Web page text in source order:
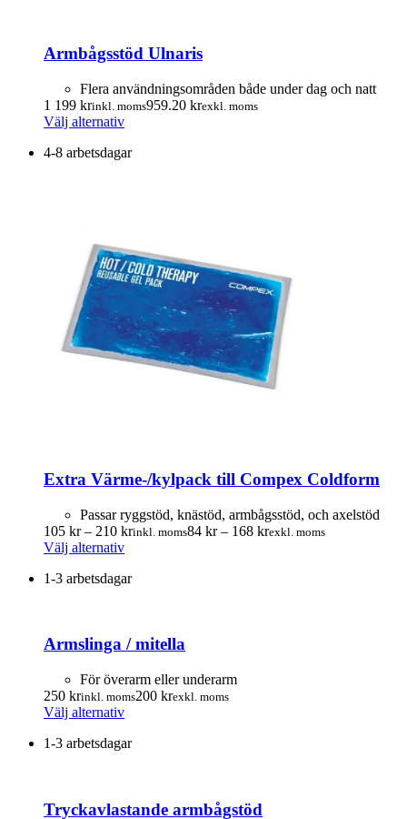
De
alternativen
kan
väljas
produktsidan
Armbågsstöd Ulnaris
Flera användningsområden både under dag och natt
1 199 krinkl. moms959.20 krexkl. moms
Välj alternativDen
produkten
alternativen
kan
väljas
produktsidan
4-8 arbetsdagar
Extra Värme-/kylpack till Compex Coldform
Passar ryggstöd, knästöd, armbågsstöd, och axelstöd
105 kr – 210 krPrisintervall:
210.00 kr
inkl. moms84 kr – 168 krPrisintervall:
exkl. moms
Välj alternativDen
produkten
De
alternativen
kan
väljas
produktsidan
1-3 arbetsdagar
Armslinga / mitella
För överarm eller underarm
250 krinkl. moms200 krexkl. moms
Välj alternativDen
produkten
De
1-3 arbetsdagar
Tryckavlastande armbågstöd